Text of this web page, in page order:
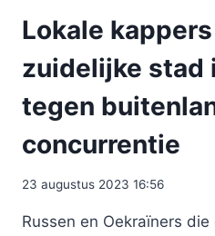
Lokale
zuidelijke stad
tegen
concurrentie
23 augustus 2023 16:56
Russen en Oekraïners